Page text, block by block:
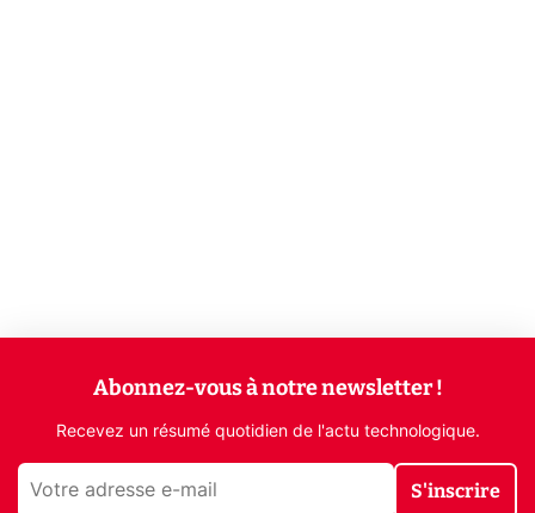
Abonnez-vous à notre newsletter !
Recevez un résumé quotidien de l'actu technologique.
S'inscrire